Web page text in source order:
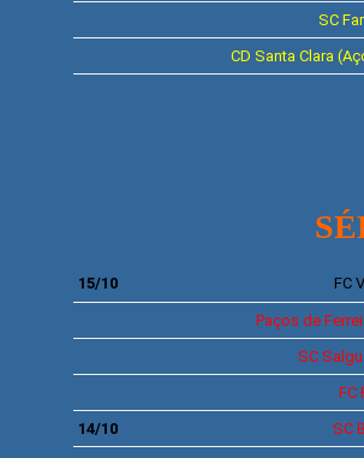
SC
CD Santa Clara
15/10 FC
Paços de
SC
FC
14/10
SC